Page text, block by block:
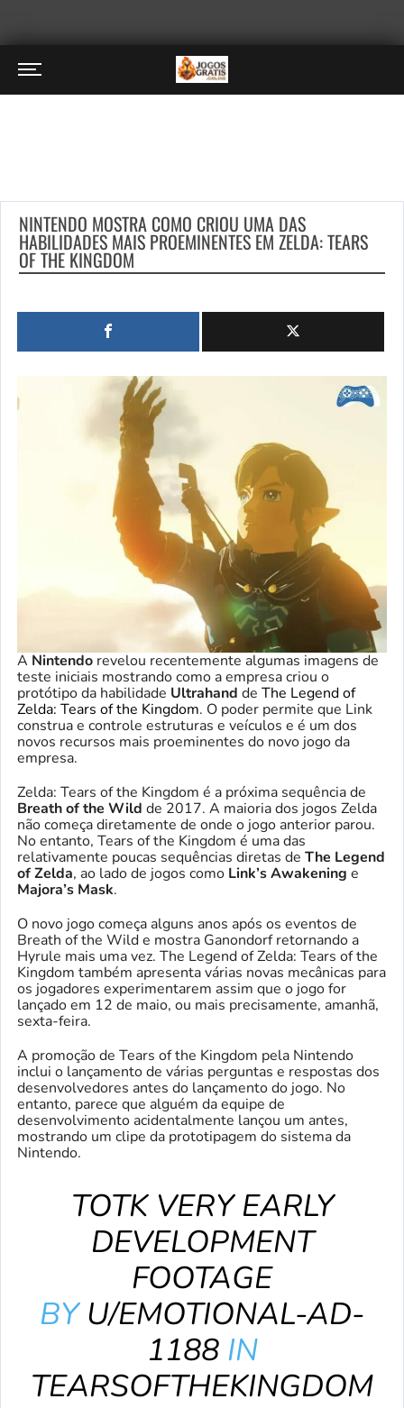
NINTENDO MOSTRA COMO CRIOU UMA DAS
HABILIDADES MAIS PROEMINENTES EM ZELDA: TEARS
OF THE KINGDOM
A Nintendo revelou recentemente algumas imagens de
teste iniciais mostrando como a empresa criou o
protótipo da habilidade Ultrahand de The Legend of
Zelda: Tears of the Kingdom. O poder permite que Link
construa e controle estruturas e veículos e é um dos
novos recursos mais proeminentes do novo jogo da
empresa.
Zelda: Tears of the Kingdom é a próxima sequência de
Breath of the Wild de 2017. A maioria dos jogos Zelda
não começa diretamente de onde o jogo anterior parou.
No entanto, Tears of the Kingdom é uma das
relativamente poucas sequências diretas de The Legend
of Zelda, ao lado de jogos como Link’s Awakening e
Majora’s Mask.
O novo jogo começa alguns anos após os eventos de
Breath of the Wild e mostra Ganondorf retornando a
Hyrule mais uma vez. The Legend of Zelda: Tears of the
Kingdom também apresenta várias novas mecânicas para
os jogadores experimentarem assim que o jogo for
lançado em 12 de maio, ou mais precisamente, amanhã,
sexta-feira.
A promoção de Tears of the Kingdom pela Nintendo
inclui o lançamento de várias perguntas e respostas dos
desenvolvedores antes do lançamento do jogo. No
entanto, parece que alguém da equipe de
desenvolvimento acidentalmente lançou um antes,
mostrando um clipe da prototipagem do sistema da
Nintendo.
TOTK VERY EARLY
DEVELOPMENT
FOOTAGE
BYU/EMOTIONAL-AD-
1188IN
TEARSOFTHEKINGDOM